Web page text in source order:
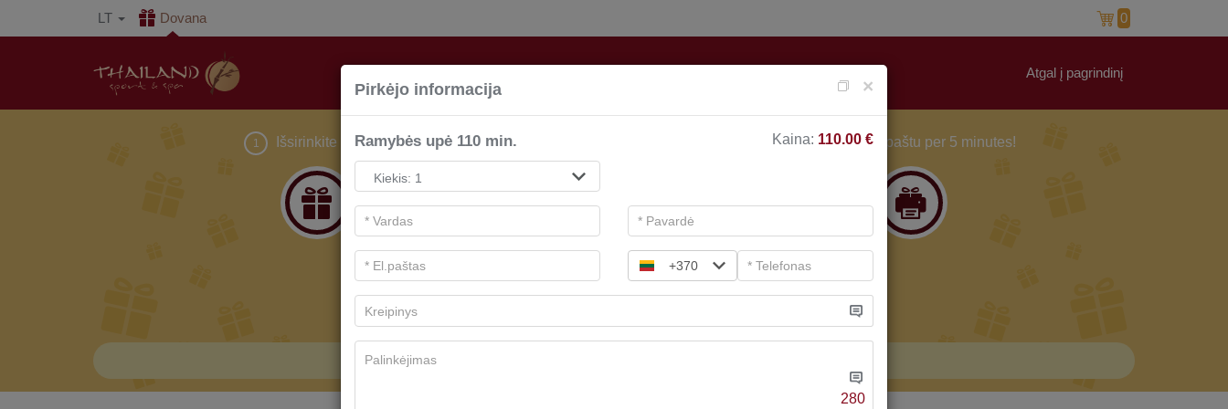
LT Dovana 0
Atgal į pagrindinį
1 Išsirinkite dovaną 2 3 Ir gauk paštu per 5 minutes!
Dovanų kuponai
×
Pirkėjo informacija
Ramybės upė 110 min. Kaina: 110.00 €
+370
280